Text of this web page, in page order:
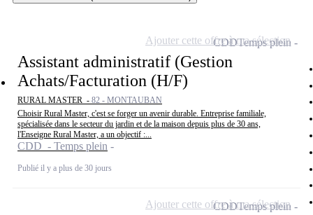
Assistant administratif (Gestion
Achats/Facturation (H/F)
RURAL MASTER - 82 - MONTAUBAN
Choisir Rural Master, c'est se forger un avenir durable. Entreprise familiale,
spécialisée dans le secteur du jardin et de la maison depuis plus de 30 ans,
l'Enseigne Rural Master, a un objectif :...
CDD - Temps plein
Publié il y a plus de 30 jours
CDDTemps plein
Ajouter cette offre à ma sélection
CDDTemps plein
Ajouter cette offre à ma sélection